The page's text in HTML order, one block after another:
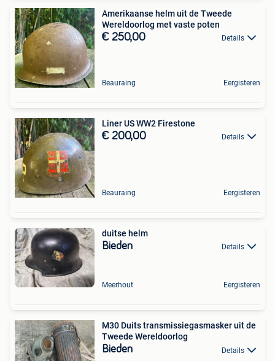
Amerikaanse helm uit de Tweede
Wereldoorlog met vaste poten
€ 250,00 Details
Beauraing Eergisteren
Liner US WW2 Firestone
€ 200,00 Details
Beauraing Eergisteren
duitse helm
Bieden Details
Meerhout Eergisteren
M30 Duits transmissiegasmasker uit de
Tweede Wereldoorlog
Bieden Details